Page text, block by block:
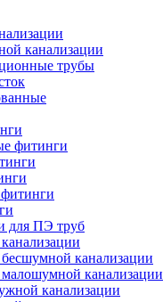
канализации
трубы
фитинги
для ПЭ труб
канализации
канализации
канализации